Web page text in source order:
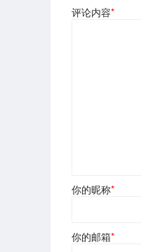
评论内容*
你的昵称*
你的邮箱*